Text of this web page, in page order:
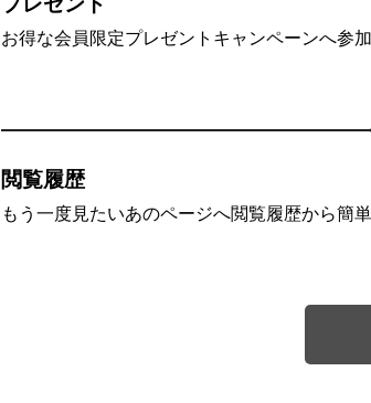
お得な会員限定プレゼントキャンペーンへ参加
閲覧履歴
もう一度見たいあのページへ閲覧履歴から簡